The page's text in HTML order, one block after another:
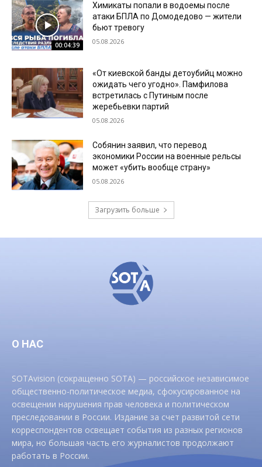
00:04:39
Химикаты попали в водоемы после
атаки БПЛА по Домодедово — жители
бьют тревогу
05.08.2026
«От киевской банды детоубийц можно
ожидать чего угодно». Памфилова
встретилась с Путиным после
жеребьевки партий
05.08.2026
Собянин заявил, что перевод
экономики России на военные рельсы
может «убить вообще страну»
05.08.2026
Загрузить больше
О НАС
SOTAvision (сокращенно SOTA) — российское независимое
общественно-политическое медиа, сфокусированное на
освещении нарушения прав человека и политическом
преследовании в России. Издание за счет развитой сети
корреспондентов освещает события из разных регионов
мира, но большая часть его журналистов продолжают
работать в России.